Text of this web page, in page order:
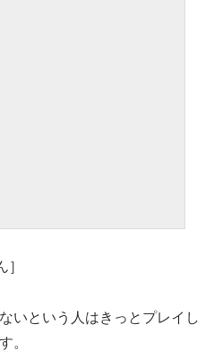
］
いという人はきっとプレイし
。